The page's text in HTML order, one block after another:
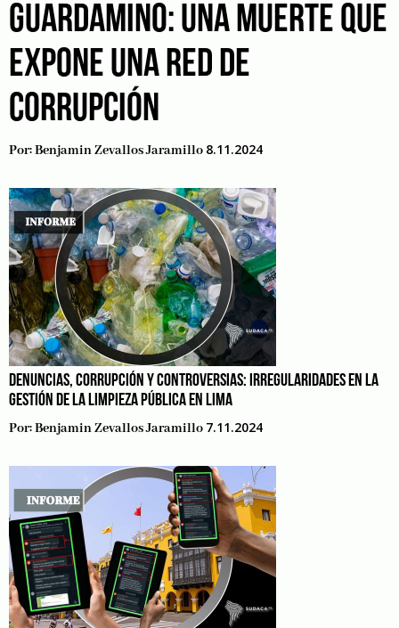
GUARDAMINO: UNA MUERTE QUE
EXPONE UNA RED DE
CORRUPCIÓN
Por:Benjamin Zevallos Jaramillo 8.11.2024
DENUNCIAS, CORRUPCIÓN Y CONTROVERSIAS: IRREGULARIDADES EN LA
GESTIÓN DE LA LIMPIEZA PÚBLICA EN LIMA
Por:Benjamin Zevallos Jaramillo 7.11.2024